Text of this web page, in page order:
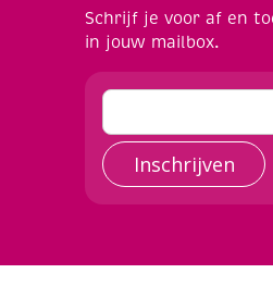
Schrijf je voor af en
in jouw mailbox.
Inschrijven